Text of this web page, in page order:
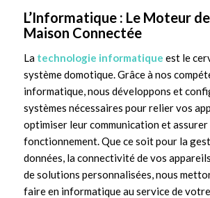
L’Informatique : Le Moteur
Maison Connectée
La technologie informatique est le
système domotique. Grâce à nos
informatique, nous développons et
systèmes nécessaires pour relier vos
optimiser leur communication et assurer
fonctionnement. Que ce soit pour la
données, la connectivité de vos
de solutions personnalisées, nous
faire en informatique au service de